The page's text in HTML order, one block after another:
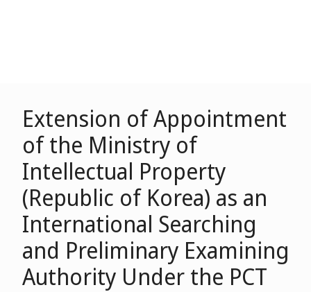
Extension of Appointment
of the Ministry of
Intellectual Property
(Republic of Korea) as an
International Searching
and Preliminary Examining
Authority Under the PCT